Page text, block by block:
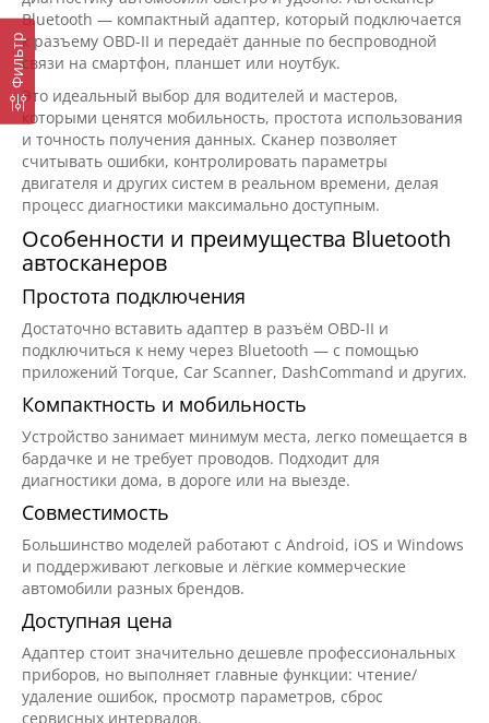
Фильтр
Bluetooth — компактный адаптер, который подключается
к разъему OBD-II и передаёт данные по беспроводной
связи на смартфон, планшет или ноутбук.
Это идеальный выбор для водителей и мастеров,
которыми ценятся мобильность, простота использования
и точность получения данных. Сканер позволяет
считывать ошибки, контролировать параметры
двигателя и других систем в реальном времени, делая
процесс диагностики максимально доступным.
Особенности и преимущества Bluetooth
автосканеров
Простота подключения
Достаточно вставить адаптер в разъём OBD-II и
подключиться к нему через Bluetooth — с помощью
приложений Torque, Car Scanner, DashCommand и других.
Компактность и мобильность
Устройство занимает минимум места, легко помещается в
бардачке и не требует проводов. Подходит для
диагностики дома, в дороге или на выезде.
Совместимость
Большинство моделей работают с Android, iOS и Windows
и поддерживают легковые и лёгкие коммерческие
автомобили разных брендов.
Доступная цена
Адаптер стоит значительно дешевле профессиональных
приборов, но выполняет главные функции: чтение/
удаление ошибок, просмотр параметров, сброс
сервисных интервалов.